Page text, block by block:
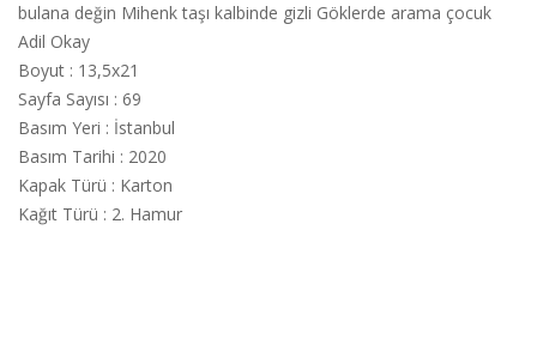
bulana değin Mihenk taşı kalbinde gizli Göklerde arama çocuk
Adil Okay
Boyut : 13,5x21
Sayfa Sayısı : 69
Basım Yeri : İstanbul
Basım Tarihi : 2020
Kapak Türü : Karton
Kağıt Türü : 2. Hamur